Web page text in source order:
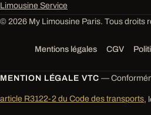
Limousine Service
© 2026 My Limousine Paris. Tous droits
Mentions légales CGV
MENTION LÉGALE VTC —
article R3122-2 du Code des transports,